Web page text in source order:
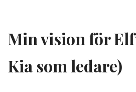
Min vision för
Kia som ledare)